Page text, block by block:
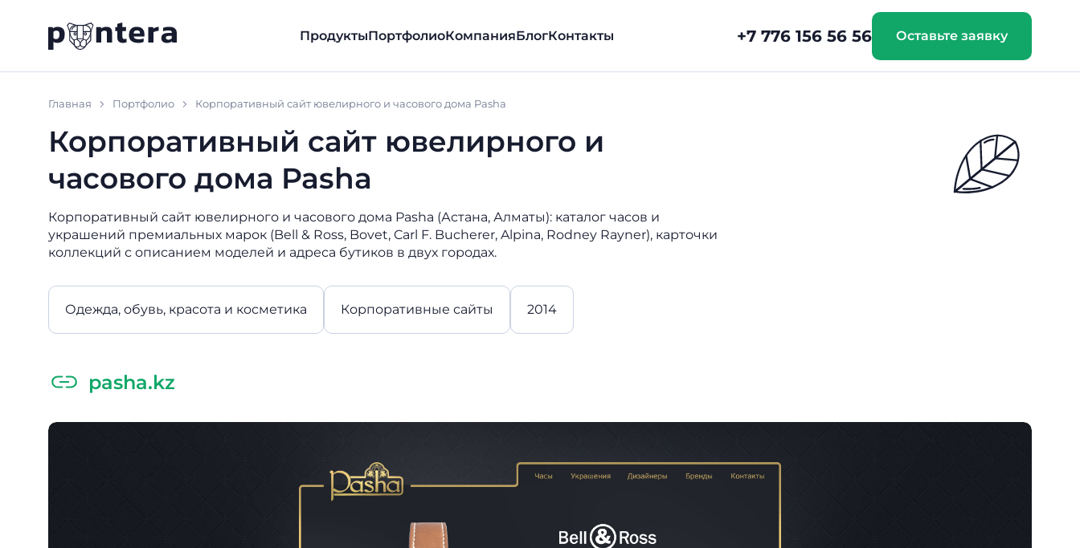
ПродуктыПортфолиоКомпанияБлогКонтакты +7 776 156 56 56 Оставьте заявку
Главная Портфолио Корпоративный сайт ювелирного и часового дома Pasha
Корпоративный сайт ювелирного и
часового дома Pasha
Корпоративный сайт ювелирного и часового дома Pasha (Астана, Алматы): каталог часов и
украшений премиальных марок (Bell & Ross, Bovet, Carl F. Bucherer, Alpina, Rodney Rayner), карточки
коллекций с описанием моделей и адреса бутиков в двух городах.
Одежда, обувь, красота и косметика Корпоративные сайты 2014
pasha.kz